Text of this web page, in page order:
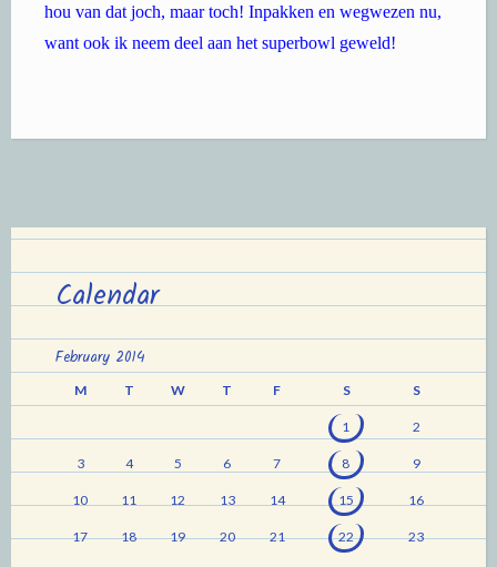
hou van dat joch, maar toch! Inpakken en wegwezen nu,
want ook ik neem deel aan het superbowl geweld!
Calendar
February 2014
M T W T F S S
1 2
3 4 5 6 7 8 9
10 11 12 13 14 15 16
17 18 19 20 21 22 23